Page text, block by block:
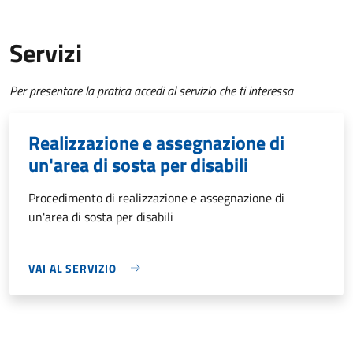
Servizi
Per presentare la pratica accedi al servizio che ti interessa
Realizzazione e assegnazione di
un'area di sosta per disabili
Procedimento di realizzazione e assegnazione di
un'area di sosta per disabili
VAI AL SERVIZIO